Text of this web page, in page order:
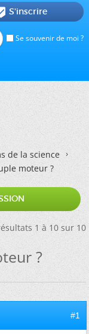
Se souvenir de moi ?
S'inscrire
de la science
moteur ?
1 à 10 sur 10
?
#1